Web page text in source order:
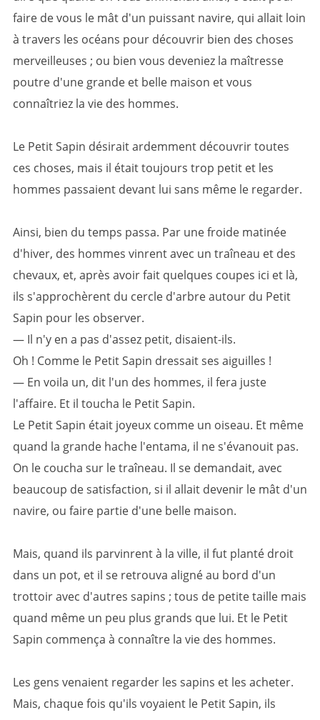
faire de vous le mât d'un puissant navire, qui allait loin
à travers les océans pour découvrir bien des choses
merveilleuses ; ou bien vous deveniez la maîtresse
poutre d'une grande et belle maison et vous
connaîtriez la vie des hommes.
Le Petit Sapin désirait ardemment découvrir toutes
ces choses, mais il était toujours trop petit et les
hommes passaient devant lui sans même le regarder.
Ainsi, bien du temps passa. Par une froide matinée
d'hiver, des hommes vinrent avec un traîneau et des
chevaux, et, après avoir fait quelques coupes ici et là,
ils s'approchèrent du cercle d'arbre autour du Petit
Sapin pour les observer.
— Il n'y en a pas d'assez petit, disaient-ils.
Oh ! Comme le Petit Sapin dressait ses aiguilles !
— En voila un, dit l'un des hommes, il fera juste
l'affaire. Et il toucha le Petit Sapin.
Le Petit Sapin était joyeux comme un oiseau. Et même
quand la grande hache l'entama, il ne s'évanouit pas.
On le coucha sur le traîneau. Il se demandait, avec
beaucoup de satisfaction, si il allait devenir le mât d'un
navire, ou faire partie d'une belle maison.
Mais, quand ils parvinrent à la ville, il fut planté droit
dans un pot, et il se retrouva aligné au bord d'un
trottoir avec d'autres sapins ; tous de petite taille mais
quand même un peu plus grands que lui. Et le Petit
Sapin commença à connaître la vie des hommes.
Les gens venaient regarder les sapins et les acheter.
Mais, chaque fois qu'ils voyaient le Petit Sapin, ils